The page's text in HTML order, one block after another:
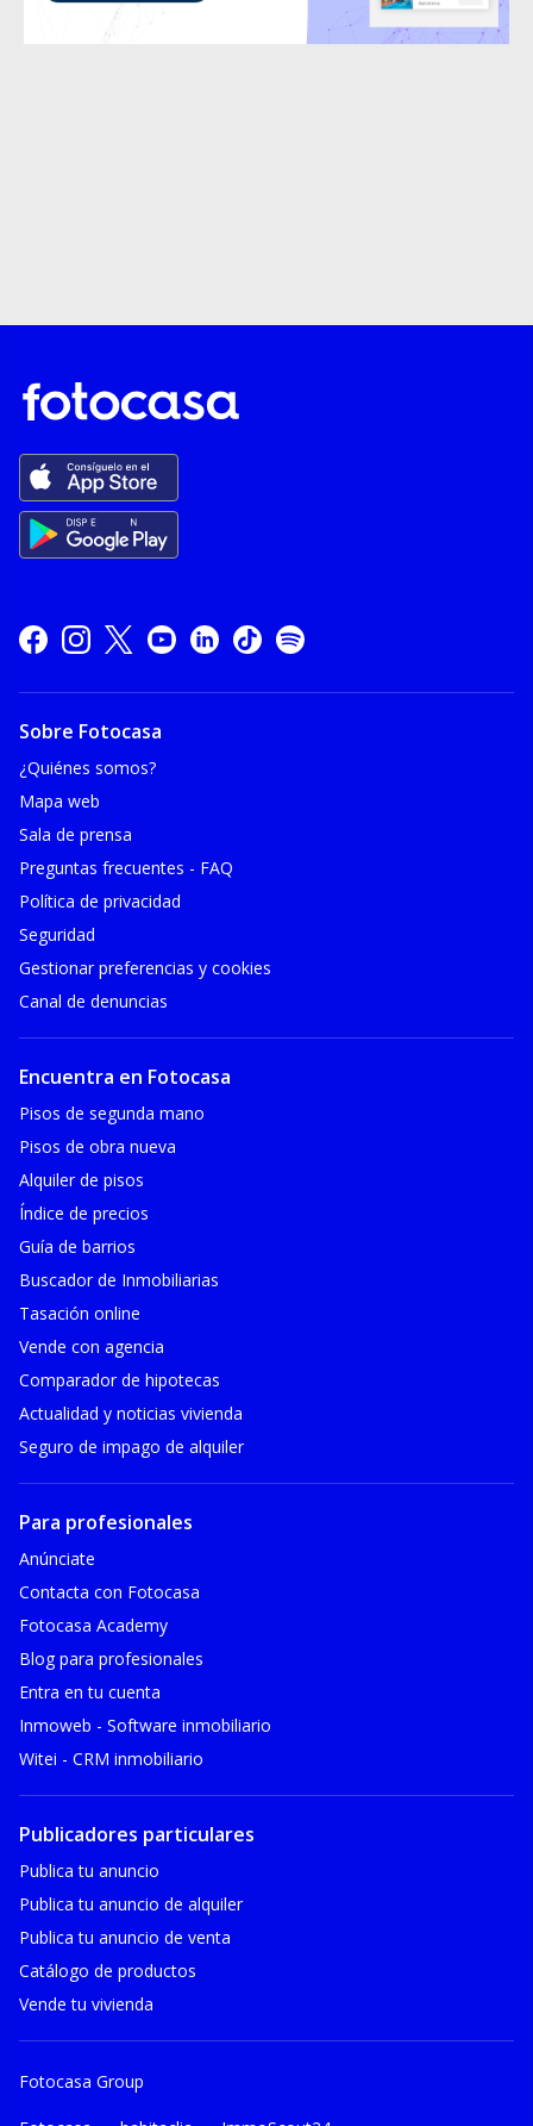
Sobre Fotocasa
¿Quiénes somos?
Mapa web
Sala de prensa
Preguntas frecuentes - FAQ
Política de privacidad
Seguridad
Gestionar preferencias y cookies
Canal de denuncias
Encuentra en Fotocasa
Pisos de segunda mano
Pisos de obra nueva
Alquiler de pisos
Índice de precios
Guía de barrios
Buscador de Inmobiliarias
Tasación online
Vende con agencia
Comparador de hipotecas
Actualidad y noticias vivienda
Seguro de impago de alquiler
Para profesionales
Anúnciate
Contacta con Fotocasa
Fotocasa Academy
Blog para profesionales
Entra en tu cuenta
Inmoweb - Software inmobiliario
Witei - CRM inmobiliario
Publicadores particulares
Publica tu anuncio
Publica tu anuncio de alquiler
Publica tu anuncio de venta
Catálogo de productos
Vende tu vivienda
Fotocasa Group